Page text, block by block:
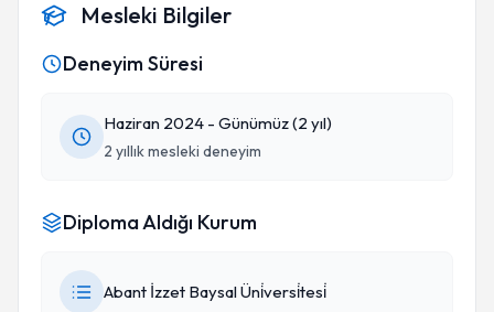
Mesleki Bilgiler
Deneyim Süresi
Haziran 2024 - Günümüz (2 yıl)
2 yıllık mesleki deneyim
Diploma Aldığı Kurum
Abant İzzet Baysal Üni̇versi̇tesi̇